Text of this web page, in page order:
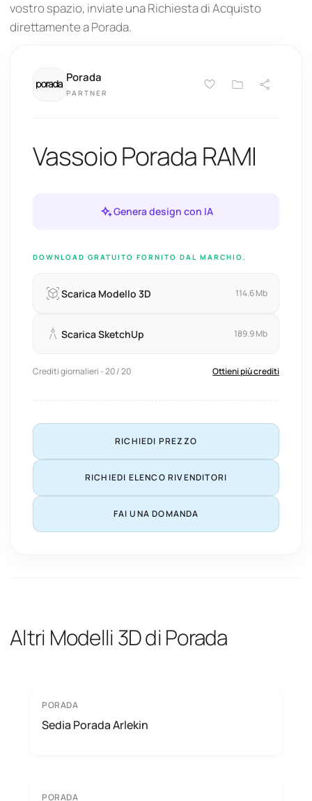
vostro spazio, inviate una Richiesta di Acquisto
direttamente a Porada.
Porada
PARTNER
Vassoio Porada RAMI
Genera design con IA
DOWNLOAD GRATUITO FORNITO DAL MARCHIO.
Scarica Modello 3D 114.6 Mb
Scarica SketchUp 189.9 Mb
Crediti giornalieri - 20 / 20 Ottieni più crediti
RICHIEDI PREZZO
RICHIEDI ELENCO RIVENDITORI
FAI UNA DOMANDA
Altri Modelli 3D di Porada
PORADA
Sedia Porada Arlekin
PORADA